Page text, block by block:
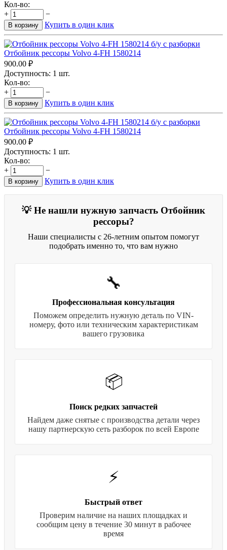
Кол-во:
+
−
В корзину Купить в один клик
Отбойник рессоры Volvo 4-FH 1580214
900.00 ₽
Доступность: 1 шт.
Кол-во:
+
−
В корзину Купить в один клик
Отбойник рессоры Volvo 4-FH 1580214
900.00 ₽
Доступность: 1 шт.
Кол-во:
+
−
В корзину Купить в один клик
💡 Не нашли нужную запчасть Отбойник
рессоры?
Наши специалисты с 26-летним опытом помогут
подобрать именно то, что вам нужно
🔧
Профессиональная консультация
Поможем определить нужную деталь по VIN-
номеру, фото или техническим характеристикам
вашего грузовика
📦
Поиск редких запчастей
Найдем даже снятые с производства детали через
нашу партнерскую сеть разборок по всей Европе
⚡
Быстрый ответ
Проверим наличие на наших площадках и
сообщим цену в течение 30 минут в рабочее
время